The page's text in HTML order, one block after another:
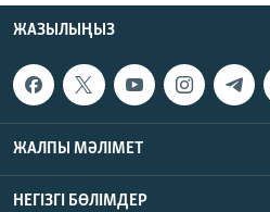
ЖАЗЫЛЫҢЫЗ
ЖАЛПЫ МӘЛІМЕТ
НЕГІЗГІ БӨЛІМДЕР